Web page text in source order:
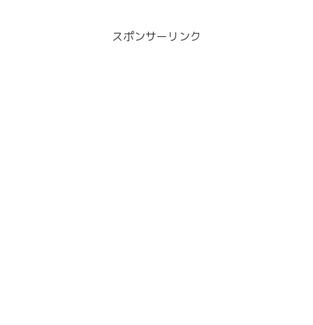
スポンサーリンク